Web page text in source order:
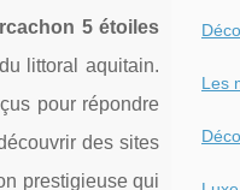
5 étoiles
littoral aquitain.
pour répondre
des sites
prestigieuse qui
Les